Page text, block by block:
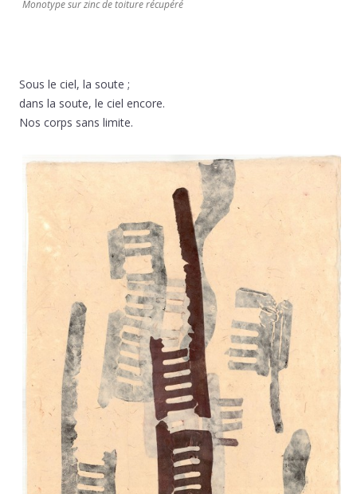
Monotype sur zinc de toiture récupéré
Sous le ciel, la soute ;
dans la soute, le ciel encore.
Nos corps sans limite.